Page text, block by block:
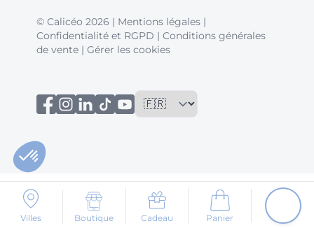
Villes Boutique Cadeau Panier
© Calicéo 2026 | Mentions légales |
Confidentialité et RGPD | Conditions générales
de vente | Gérer les cookies